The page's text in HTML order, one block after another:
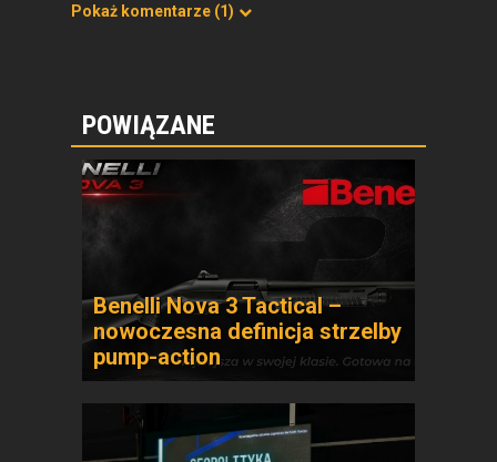
Pokaż komentarze (1)
POWIĄZANE
Benelli Nova 3 Tactical –
nowoczesna definicja strzelby
pump-action